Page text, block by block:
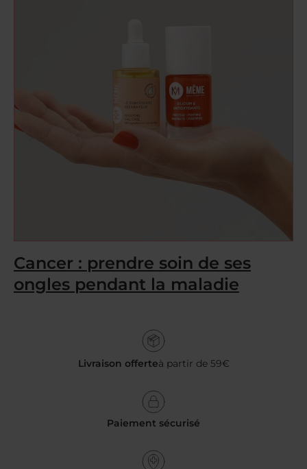
Cancer : prendre soin de ses
ongles pendant la maladie
Livraison offerteà partir de 59€
Paiement sécurisé